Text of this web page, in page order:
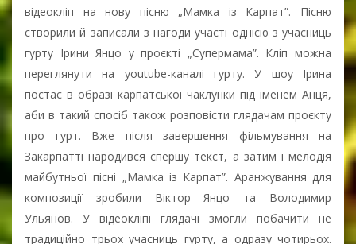
відеокліп на нову пісню „Мамка із Карпат”. Пісню
створили й записали з нагоди участі однією з учасниць
гурту Ірини Янцо у проєкті „Супермама”. Кліп можна
переглянути на youtube-каналі гурту. У шоу Ірина
постає в образі карпатської чаклунки під іменем Анця,
аби в такий спосіб також розповісти глядачам проєкту
про гурт. Вже після завершення фільмування на
Закарпатті народився спершу текст, а затим і мелодія
майбутньої пісні „Мамка із Карпат”. Аранжування для
композиції зробили Віктор Янцо та Володимир
Ульянов. У відеокліпі глядачі змогли побачити не
традиційно трьох учасниць гурту, а одразу чотирьох.